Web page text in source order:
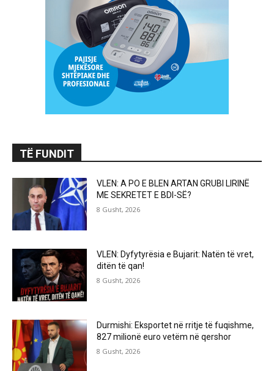
TË FUNDIT
VLEN: A PO E BLEN ARTAN GRUBI LIRINË
ME SEKRETET E BDI-SË?
8 Gusht, 2026
VLEN: Dyfytyrësia e Bujarit: Natën të vret,
ditën të qan!
8 Gusht, 2026
Durmishi: Eksportet në rritje të fuqishme,
827 milionë euro vetëm në qershor
8 Gusht, 2026